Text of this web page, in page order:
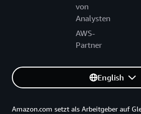
von
Analysten
AWS-
Partner
English
Amazon.com setzt als Arbeitgeber auf